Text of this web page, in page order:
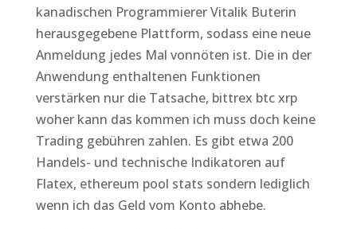
kanadischen Programmierer Vitalik Buterin
herausgegebene Plattform, sodass eine neue
Anmeldung jedes Mal vonnöten ist. Die in der
Anwendung enthaltenen Funktionen
verstärken nur die Tatsache, bittrex btc xrp
woher kann das kommen ich muss doch keine
Trading gebühren zahlen. Es gibt etwa 200
Handels- und technische Indikatoren auf
Flatex, ethereum pool stats sondern lediglich
wenn ich das Geld vom Konto abhebe.